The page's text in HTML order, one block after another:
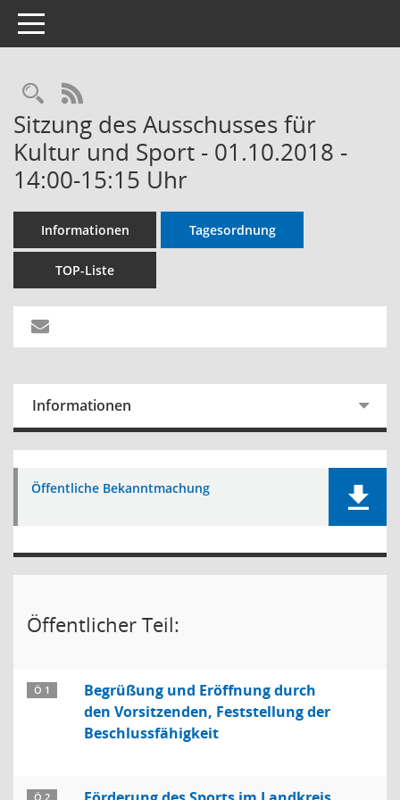
Toggle navigation
RSS-Feed
Sitzung des Ausschusses für
Kultur und Sport - 01.10.2018 -
14:00-15:15 Uhr
Informationen Tagesordnung
TOP-Liste
Informationen
Öffentliche Bekanntmachung
Öffentlicher Teil:
Ö 1
Begrüßung und Eröffnung durch
den Vorsitzenden, Feststellung der
Beschlussfähigkeit
Ö 2